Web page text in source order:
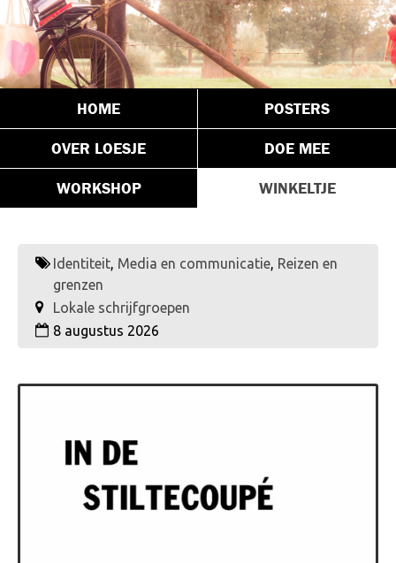
HOME POSTERS
OVER LOESJE DOE MEE
WORKSHOP WINKELTJE
Identiteit, Media en communicatie, Reizen en
grenzen
Lokale schrijfgroepen
8 augustus 2026